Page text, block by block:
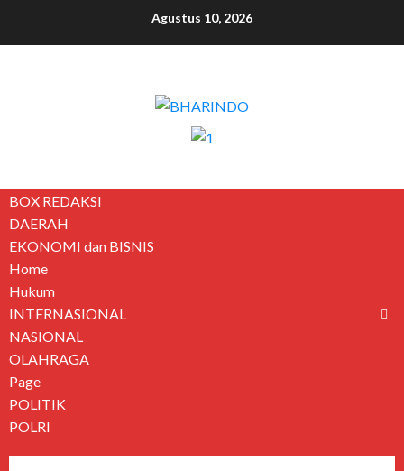
Agustus 10, 2026
BOX REDAKSI
DAERAH
EKONOMI dan BISNIS
Home
Hukum
INTERNASIONAL
NASIONAL
OLAHRAGA
Page
POLITIK
POLRI